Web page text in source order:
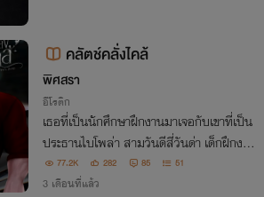
คลัตช์คลั่งไคล้
พิศสรา
อีโรติก
เธอที่เป็นนักศึกษาฝึกงานมาเจอกับเขาที่เป็น
ประธานไบโพล่า สามวันดีสี่วันด่า เด็กฝึกงา
นปากแจ๋วกับประธานปากจัดแต่ดันคลั่งไคล้ใ
นรัก หนุ่มแบดบอยคนนี้เขายินดีที่จะหยุดเพี
77.2K 282 85 51
3 เดือนที่แล้ว